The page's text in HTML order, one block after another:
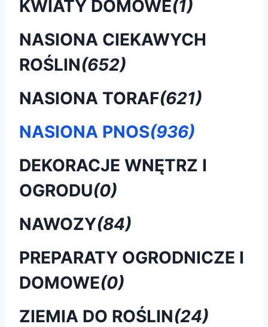
KWIATY DOMOWE(1)
NASIONA CIEKAWYCH
ROŚLIN(652)
NASIONA TORAF(621)
NASIONA PNOS(936)
DEKORACJE WNĘTRZ I
OGRODU(0)
NAWOZY(84)
PREPARATY OGRODNICZE I
DOMOWE(0)
ZIEMIA DO ROŚLIN(24)